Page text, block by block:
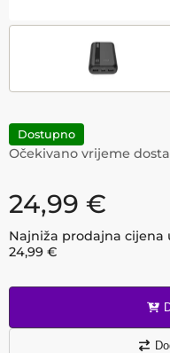
Dostupno
Očekivano vrijeme
24,99 €
Najniža prodajna cijena
24,99 €